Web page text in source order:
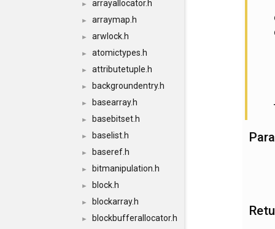
► arrayallocator.h
► arraymap.h
► arwlock.h
► atomictypes.h
► attributetuple.h
► backgroundentry.h
► basearray.h
► basebitset.h
► baselist.h
► baseref.h
► bitmanipulation.h
► block.h
► blockarray.h
► blockbufferallocator.h